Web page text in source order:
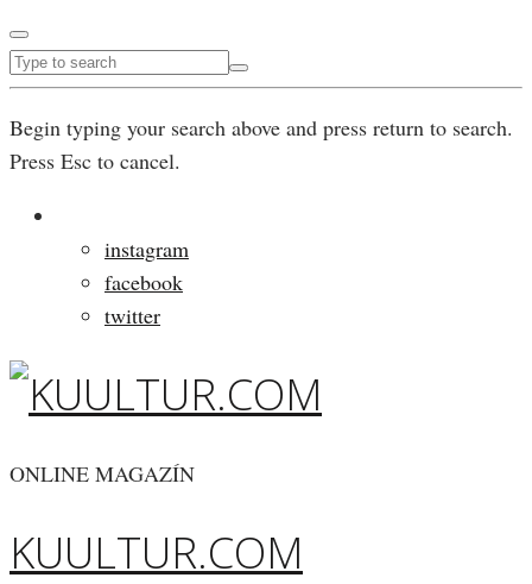
Begin typing your search above and press return to search.
Press Esc to cancel.
instagram
facebook
twitter
ONLINE MAGAZÍN
KUULTUR.COM